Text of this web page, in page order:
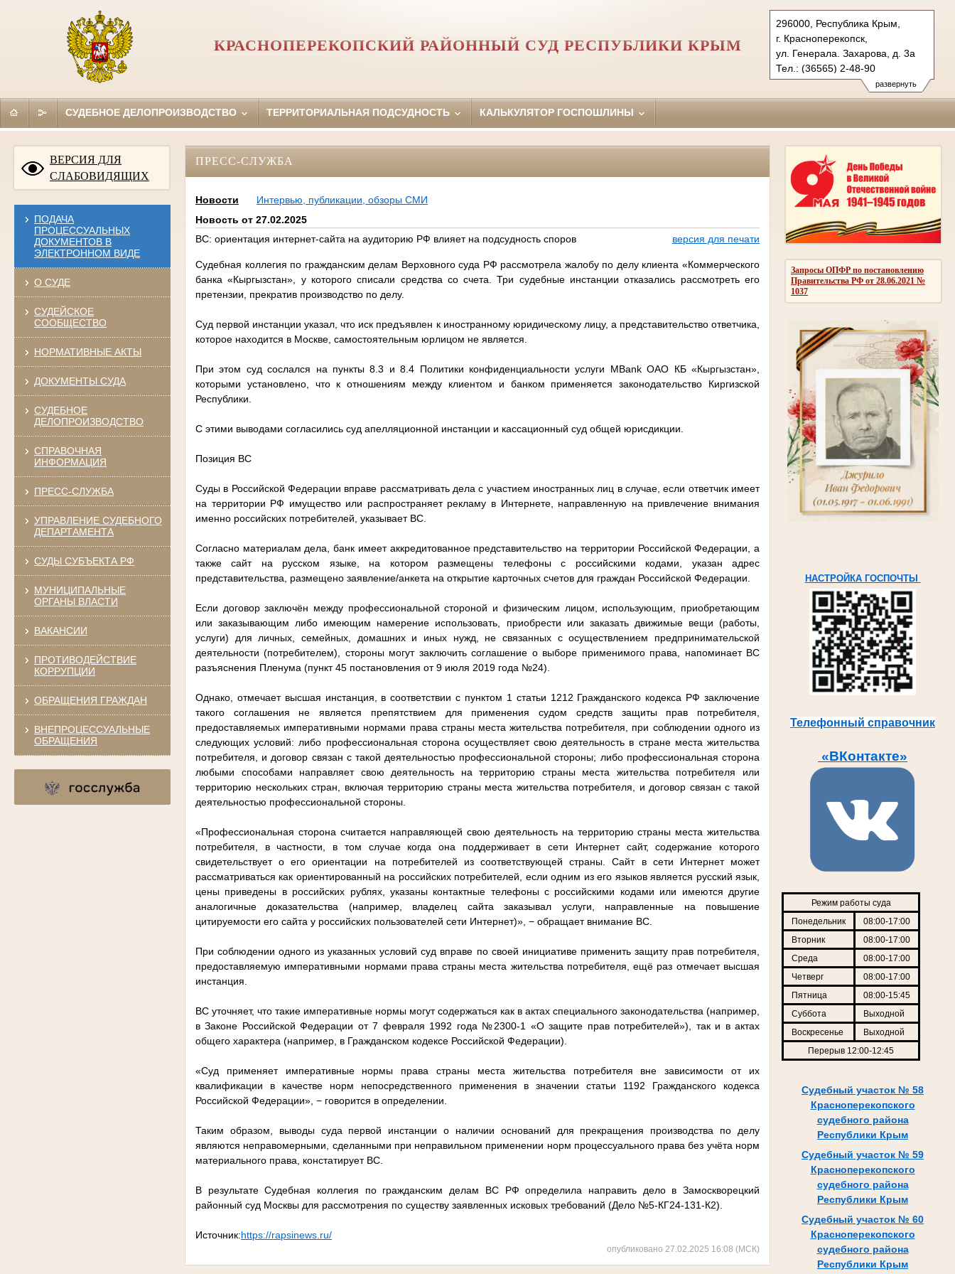
развернуть
296000, Республика Крым,
г. Красноперекопск,
ул. Генерала. Захарова, д. 3а
Тел.: (36565) 2-48-90
krasnoperekopskiy.krm@sudrf.ru
КРАСНОПЕРЕКОПСКИЙ РАЙОННЫЙ СУД РЕСПУБЛИКИ КРЫМ
СУДЕБНОЕ ДЕЛОПРОИЗВОДСТВО ТЕРРИТОРИАЛЬНАЯ ПОДСУДНОСТЬ КАЛЬКУЛЯТОР ГОСПОШЛИНЫ
ВЕРСИЯ ДЛЯ
СЛАБОВИДЯЩИХ
ПОДАЧА
ПРОЦЕССУАЛЬНЫХ
ДОКУМЕНТОВ В
ЭЛЕКТРОННОМ ВИДЕ
О СУДЕ
СУДЕЙСКОЕ
СООБЩЕСТВО
НОРМАТИВНЫЕ АКТЫ
ДОКУМЕНТЫ СУДА
СУДЕБНОЕ
ДЕЛОПРОИЗВОДСТВО
СПРАВОЧНАЯ
ИНФОРМАЦИЯ
ПРЕСС-СЛУЖБА
УПРАВЛЕНИЕ СУДЕБНОГО
ДЕПАРТАМЕНТА
СУДЫ СУБЪЕКТА РФ
МУНИЦИПАЛЬНЫЕ
ОРГАНЫ ВЛАСТИ
ВАКАНСИИ
ПРОТИВОДЕЙСТВИЕ
КОРРУПЦИИ
ОБРАЩЕНИЯ ГРАЖДАН
ВНЕПРОЦЕССУАЛЬНЫЕ
ОБРАЩЕНИЯ
Запросы ОПФР по постановлению
Правительства РФ от 28.06.2021 №
1037
НАСТРОЙКА ГОСПОЧТЫ
Телефонный справочник
«ВКонтакте»
Режим работы суда
Понедельник
08:00-17:00
Вторник
08:00-17:00
Среда
08:00-17:00
Четверг
08:00-17:00
Пятница
08:00-15:45
Суббота
Выходной
Воскресенье
Выходной
Перерыв 12:00-12:45
Судебный участок № 58
Красноперекопского
судебного района
Республики Крым
Судебный участок № 59
Красноперекопского
судебного района
Республики Крым
Судебный участок № 60
Красноперекопского
судебного района
Республики Крым
ПРЕСС-СЛУЖБА
Новости
Интервью, публикации, обзоры СМИ
Новость от 27.02.2025
ВС: ориентация интернет-сайта на аудиторию РФ влияет на подсудность споров
версия для печати
Судебная коллегия по гражданским делам Верховного суда РФ рассмотрела жалобу по делу клиента «Коммерческого
банка «Кыргызстан», у которого списали средства со счета. Три судебные инстанции отказались рассмотреть его
претензии, прекратив производство по делу.
Суд первой инстанции указал, что иск предъявлен к иностранному юридическому лицу, а представительство ответчика,
которое находится в Москве, самостоятельным юрлицом не является.
При этом суд сослался на пункты 8.3 и 8.4 Политики конфиденциальности услуги MBank ОАО КБ «Кыргызстан»,
которыми установлено, что к отношениям между клиентом и банком применяется законодательство Киргизской
Республики.
С этими выводами согласились суд апелляционной инстанции и кассационный суд общей юрисдикции.
Позиция ВС
Суды в Российской Федерации вправе рассматривать дела с участием иностранных лиц в случае, если ответчик имеет
на территории РФ имущество или распространяет рекламу в Интернете, направленную на привлечение внимания
именно российских потребителей, указывает ВС.
Согласно материалам дела, банк имеет аккредитованное представительство на территории Российской Федерации, а
также сайт на русском языке, на котором размещены телефоны с российскими кодами, указан адрес
представительства, размещено заявление/анкета на открытие карточных счетов для граждан Российской Федерации.
Если договор заключён между профессиональной стороной и физическим лицом, использующим, приобретающим
или заказывающим либо имеющим намерение использовать, приобрести или заказать движимые вещи (работы,
услуги) для личных, семейных, домашних и иных нужд, не связанных с осуществлением предпринимательской
деятельности (потребителем), стороны могут заключить соглашение о выборе применимого права, напоминает ВС
разъяснения Пленума (пункт 45 постановления от 9 июля 2019 года №24).
Однако, отмечает высшая инстанция, в соответствии с пунктом 1 статьи 1212 Гражданского кодекса РФ заключение
такого соглашения не является препятствием для применения судом средств защиты прав потребителя,
предоставляемых императивными нормами права страны места жительства потребителя, при соблюдении одного из
следующих условий: либо профессиональная сторона осуществляет свою деятельность в стране места жительства
потребителя, и договор связан с такой деятельностью профессиональной стороны; либо профессиональная сторона
любыми способами направляет свою деятельность на территорию страны места жительства потребителя или
территорию нескольких стран, включая территорию страны места жительства потребителя, и договор связан с такой
деятельностью профессиональной стороны.
«Профессиональная сторона считается направляющей свою деятельность на территорию страны места жительства
потребителя, в частности, в том случае когда она поддерживает в сети Интернет сайт, содержание которого
свидетельствует о его ориентации на потребителей из соответствующей страны. Сайт в сети Интернет может
рассматриваться как ориентированный на российских потребителей, если одним из его языков является русский язык,
цены приведены в российских рублях, указаны контактные телефоны с российскими кодами или имеются другие
аналогичные доказательства (например, владелец сайта заказывал услуги, направленные на повышение
цитируемости его сайта у российских пользователей сети Интернет)», − обращает внимание ВС.
При соблюдении одного из указанных условий суд вправе по своей инициативе применить защиту прав потребителя,
предоставляемую императивными нормами права страны места жительства потребителя, ещё раз отмечает высшая
инстанция.
ВС уточняет, что такие императивные нормы могут содержаться как в актах специального законодательства (например,
в Законе Российской Федерации от 7 февраля 1992 года №2300-1 «О защите прав потребителей»), так и в актах
общего характера (например, в Гражданском кодексе Российской Федерации).
«Суд применяет императивные нормы права страны места жительства потребителя вне зависимости от их
квалификации в качестве норм непосредственного применения в значении статьи 1192 Гражданского кодекса
Российской Федерации», − говорится в определении.
Таким образом, выводы суда первой инстанции о наличии оснований для прекращения производства по делу
являются неправомерными, сделанными при неправильном применении норм процессуального права без учёта норм
материального права, констатирует ВС.
В результате Судебная коллегия по гражданским делам ВС РФ определила направить дело в Замоскворецкий
районный суд Москвы для рассмотрения по существу заявленных исковых требований (Дело №5-КГ24-131-К2).
Источник:https://rapsinews.ru/
опубликовано 27.02.2025 16:08 (МСК)